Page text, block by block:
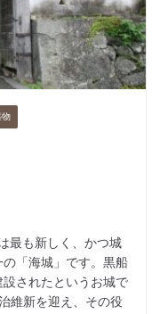
物
最も新しく、かつ城
「海城」です。黒船
されたというお城で
維新を迎え、その役